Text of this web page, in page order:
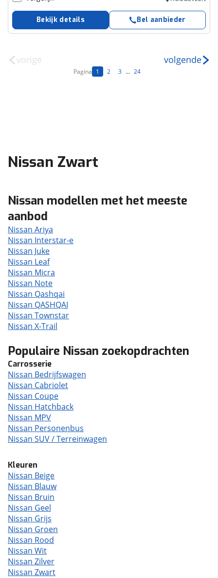
Bekijk details Bel aanbieder
vorige
Pagina 1 2 3 ... 24
volgende
Nissan Zwart
Nissan modellen met het meeste
aanbod
Nissan Ariya
Nissan Interstar-e
Nissan Juke
Nissan Leaf
Nissan Micra
Nissan Note
Nissan Qashqai
Nissan QASHQAI
Nissan Townstar
Nissan X-Trail
Populaire Nissan zoekopdrachten
Carrosserie
Nissan Bedrijfswagen
Nissan Cabriolet
Nissan Coupe
Nissan Hatchback
Nissan MPV
Nissan Personenbus
Nissan SUV / Terreinwagen
Kleuren
Nissan Beige
Nissan Blauw
Nissan Bruin
Nissan Geel
Nissan Grijs
Nissan Groen
Nissan Rood
Nissan Wit
Nissan Zilver
Nissan Zwart